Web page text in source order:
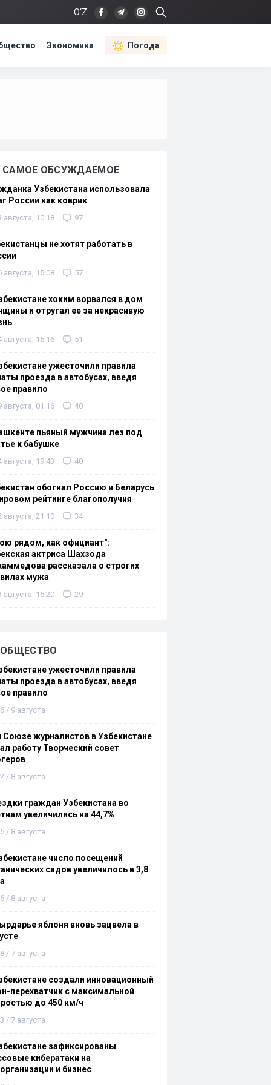
O‘Z
Экономика Погода
САМОЕ ОБСУЖДАЕМОЕ
Узбекистана использовала
России как коврик
августа, 10:18 97
не хотят работать в
августа, 15:08 57
хоким ворвался в дом
и отругал ее за некрасивую
августа, 15:16 51
ужесточили правила
проезда в автобусах, введя
правило
августа, 01:16 40
пьяный мужчина лез под
к бабушке
августа, 19:43 40
обогнал Россию и Беларусь
рейтинге благополучия
августа, 21:10 34
рядом, как официант":
актриса Шахзода
рассказала о строгих
мужа
августа, 16:20 29
ОБЩЕСТВО
ужесточили правила
проезда в автобусах, введя
правило
/ 9 августа
Союзе журналистов в Узбекистане
работу Творческий совет
/ 8 августа
граждан Узбекистана во
увеличились на 44,7%
/ 8 августа
число посещений
садов увеличилось в 3,8
/ 8 августа
яблоня вновь зацвела в
/ 7 августа
создали инновационный
перехватчик с максимальной
до 450 км/ч
/ 7 августа
зафиксированы
кибератаки на
и бизнес